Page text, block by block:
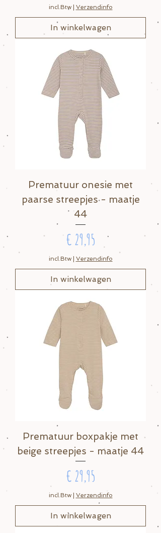
incl.Btw | Verzendinfo
In winkelwagen
Prematuur onesie met
paarse streepjes - maatje
44
Prijs
€ 29,95
incl.Btw | Verzendinfo
In winkelwagen
Prematuur boxpakje met
beige streepjes - maatje 44
Prijs
€ 29,95
incl.Btw Verzendinfo
In winkelwagen